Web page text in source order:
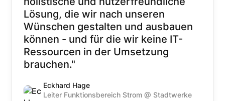
Lösung, die wir nach unseren
Wünschen gestalten und ausbauen
können - und für die wir keine IT-
Ressourcen in der Umsetzung
brauchen."
Eckhard Hage
Leiter Funktionsbereich Strom @ Stadtwerke